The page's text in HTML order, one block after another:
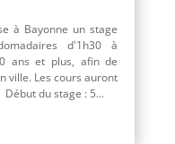
à Bayonne un stage
d'1h30 à
ans et plus, afin de
ville. Les cours auront
du stage : 5...